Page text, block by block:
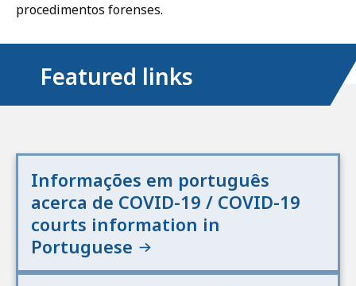
procedimentos forenses.
Featured links
Informações em português
acerca de COVID-19 / COVID-19
courts information in
Portuguese